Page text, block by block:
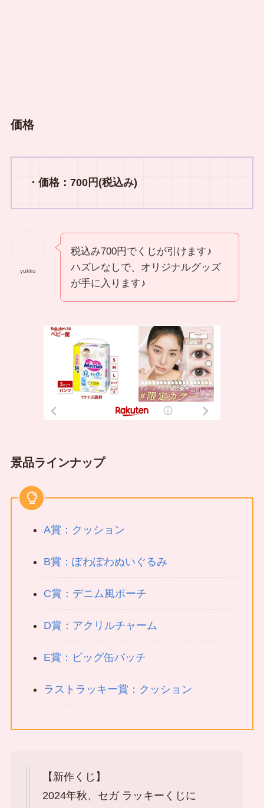
価格
・価格：700円(税込み)
yukko
税込み700円でくじが引けます♪
ハズレなしで、オリジナルグッズ
が手に入ります♪
景品ラインナップ
A賞：クッション
B賞：ぽわぽわぬいぐるみ
C賞：デニム風ポーチ
D賞：アクリルチャーム
E賞：ビッグ缶バッチ
ラストラッキー賞：クッション
【新作くじ】
2024年秋、セガ ラッキーくじに